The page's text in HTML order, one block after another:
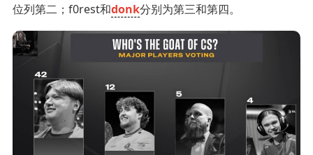
位列第二；f0rest和donk分别为第三和第四。